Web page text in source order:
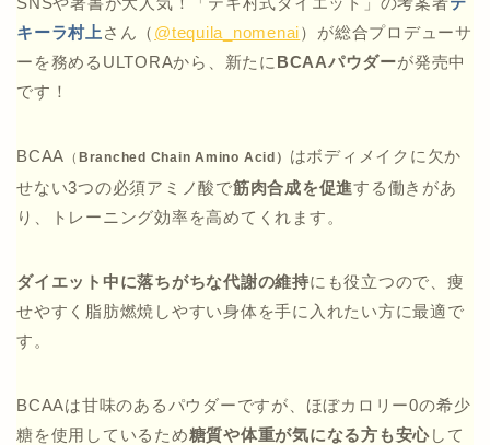
キーラ村上 さん（ @tequila_nomenai）が総合プロデューサ
ーを務めるULTORAから、新たに BCAAパウダーが発売中
です！
BCAA （ Branched Chain Amino Acid）
はボディメイクに欠か
せない3つの必須アミノ酸で筋肉合成を促進する働きがあ
り、トレーニング効率を高めてくれます。
ダイエット中に落ちがちな代謝の維持にも役立つので、痩
せやすく脂肪燃焼しやすい身体を手に入れたい方に最適で
す。
BCAAは甘味のあるパウダーですが、ほぼカロリー0の希少
糖を使用しているため糖質や体重が気になる方も安心して